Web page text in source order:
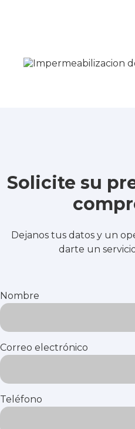
Solicite su
Dejanos tus datos y un
darte un
Nombre
Correo electrónico
Teléfono